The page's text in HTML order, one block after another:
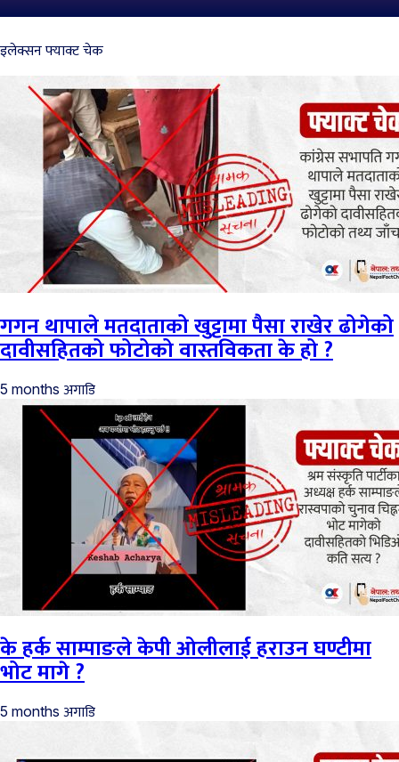
इलेक्सन फ्याक्ट चेक
गगन थापाले मतदाताको खुट्टामा पैसा राखेर ढोगेको
दावीसहितको फोटोको वास्तविकता के हो ?
5 months अगाडि
के हर्क साम्पाङले केपी ओलीलाई हराउन घण्टीमा
भोट मागे ?
5 months अगाडि